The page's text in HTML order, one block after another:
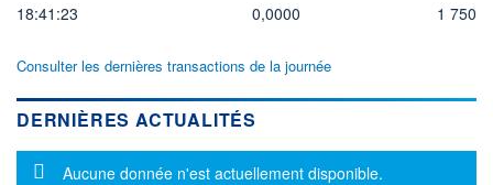
18:41:23 0,0000 1 750
Consulter les dernières transactions de la journée
DERNIÈRES ACTUALITÉS
Message d'information
Aucune donnée n'est actuellement disponible.